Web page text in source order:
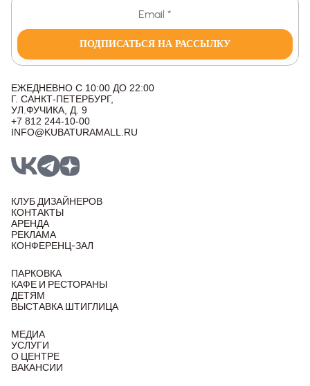
ПОДПИСАТЬСЯ НА РАССЫЛКУ
ЕЖЕДНЕВНО С 10:00 ДО 22:00
Г. САНКТ-ПЕТЕРБУРГ,
УЛ.ФУЧИКА, Д. 9
+7 812 244-10-00
INFO@KUBATURAMALL.RU
КЛУБ ДИЗАЙНЕРОВ
КОНТАКТЫ
АРЕНДА
РЕКЛАМА
КОНФЕРЕНЦ-ЗАЛ
ПАРКОВКА
КАФЕ И РЕСТОРАНЫ
ДЕТЯМ
ВЫСТАВКА ШТИГЛИЦА
МЕДИА
УСЛУГИ
О ЦЕНТРЕ
ВАКАНСИИ